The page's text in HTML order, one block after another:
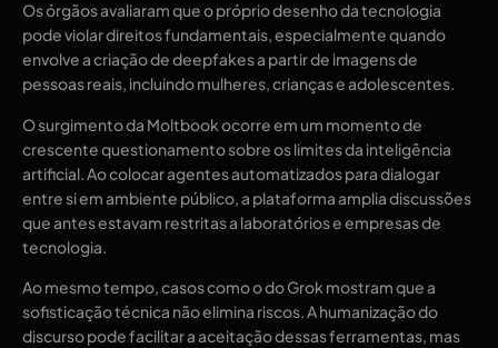
Os órgãos avaliaram que o próprio desenho da tecnologia
pode violar direitos fundamentais, especialmente quando
envolve a criação de deepfakes a partir de imagens de
pessoas reais, incluindo mulheres, crianças e adolescentes.
O surgimento da Moltbook ocorre em um momento de
crescente questionamento sobre os limites da inteligência
artificial. Ao colocar agentes automatizados para dialogar
entre si em ambiente público, a plataforma amplia discussões
que antes estavam restritas a laboratórios e empresas de
tecnologia.
Ao mesmo tempo, casos como o do Grok mostram que a
sofisticação técnica não elimina riscos. A humanização do
discurso pode facilitar a aceitação dessas ferramentas, mas